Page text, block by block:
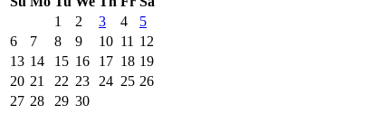
1
2 3 4
5
6
7 8 9 10 11 12
13 14 15 16 17 18 19
20 21 22 23 24 25 26
27 28 29 30